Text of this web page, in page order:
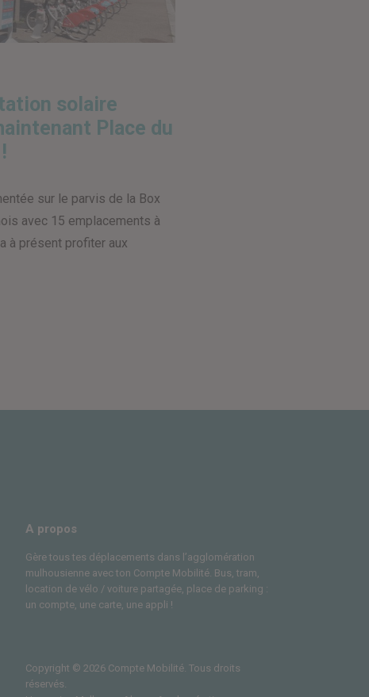
libre-service
solaire
Place du
sur le parvis de la Box
avec 15 emplacements à
à présent profiter aux
A propos
Gère tous tes déplacements dans l’agglomération
mulhousienne avec ton Compte Mobilité. Bus, tram,
location de vélo / voiture partagée, place de parking :
un compte, une carte, une appli !
Copyright © 2026 Compte Mobilité. Tous droits
réservés.